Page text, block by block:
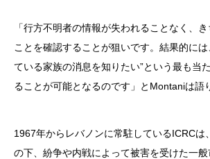
「行方不明者の情報が失われることなく、
ことを確認することが狙いです。結果的には
ている家族の消息を知りたい”という最も当
ることが可能となるのです」とMontaniは語
1967年からレバノンに常駐しているICRCは
の下、紛争や内戦によって被害を受けた一